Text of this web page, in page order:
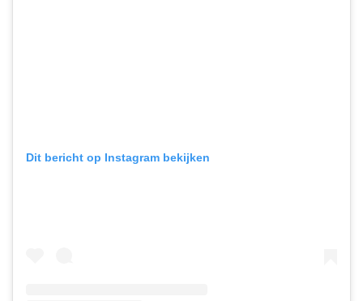
Dit bericht op Instagram bekijken